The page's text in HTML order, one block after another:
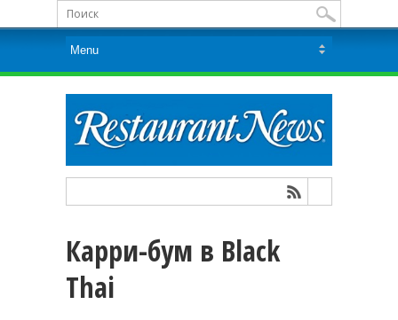
Карри-бум в Black
Thai